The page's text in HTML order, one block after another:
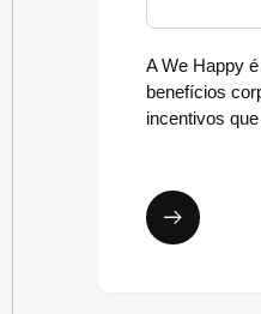
A We Happy
benefícios
incentivos que